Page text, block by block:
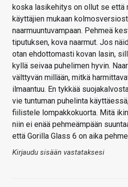
koska lasikehitys on ollut se että
käyttäjien mukaan
naarmuuntuvampaan. Pehmeä
tiputuksen, kova naarmut. Jos
otan ehdottomasti kovan lasin,
kyllä seivaa puhelimen hyvin.
välttyvän millään, mitkä
ilmaantuu. En tykkää
vie tuntuman puhelinta
fiilistele lompakkokuorta. Mitä
niin ei enää pehmeämpään
että Gorilla Glass 6 on aika
Kirjaudu sisään vastataksesi